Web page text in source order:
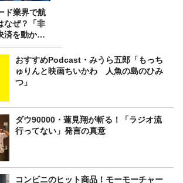
ド業界で航
なぜ？「非
済を動かす
おすすめPodcast・みうら五郎「もっち
ゅりんと映画ちいかわ 人魚の島のひみ
つ」
ダウ90000・蓮見翔が斬る！「ラジオ流
行ってない」発言の真意
コンビニのヒット商品！モーモーチャー